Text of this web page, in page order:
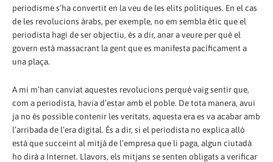
periodisme s’ha convertit en la veu de les elits polítiques. En el cas
de les revolucions àrabs, per exemple, no em sembla ètic que el
periodista hagi de ser objectiu, és a dir, anar a veure per què el
govern està massacrant la gent que es manifesta pacíficament a
una plaça.
A mi m’han canviat aquestes revolucions perquè vaig sentir que,
com a periodista, havia d’estar amb el poble. De tota manera, avui
ja no és possible contenir les veritats, aquesta era es va acabar amb
l’arribada de l’era digital. És a dir, si el periodista no explica allò
està que succeint al mitjà de l’empresa que li paga, algun ciutadà
ho dirà a Internet. Llavors, els mitjans se senten obligats a verificar